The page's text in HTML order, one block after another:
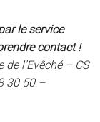
le service
contact !
l’Evêché – CS
30 50 –